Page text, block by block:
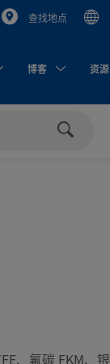
查找地点
博客 资源
、氟碳 FKM、